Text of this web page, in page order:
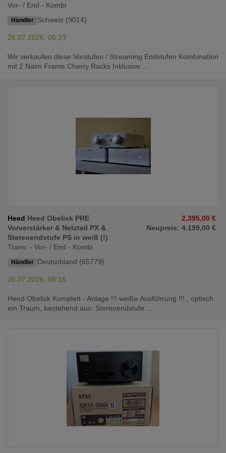
Vor- / End - Kombi
Händler Schweiz (9014)
26.07.2026, 06:23
Wir verkaufen diese Vorstufen / Streaming Endstufen Kombination
mit 2 Naim Frame Cherry Racks Inklusive ...
Heed Heed Obelisk PRE
Vorverstärker & Netzteil PX &
Stereoendstufe PS in weiß (!)
Trans. - Vor- / End - Kombi
Händler Deutschland (65779)
2.395,00 €
Neupreis: 4.199,00 €
26.07.2026, 06:16
Heed Obelisk Komplett - Anlage !!! weiße Ausführung !!! , optisch
ein Traum, bestehend aus: Stereoendstufe ...